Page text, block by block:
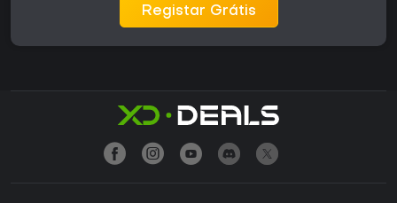
Registar Grátis